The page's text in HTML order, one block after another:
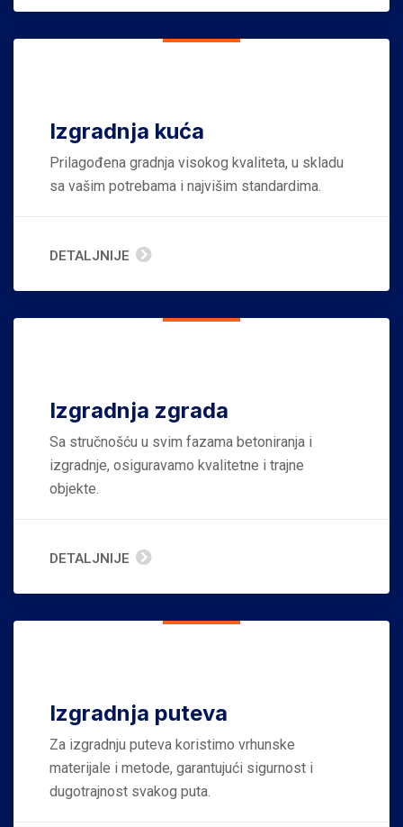
Izgradnja kuća
Prilagođena gradnja visokog kvaliteta, u skladu
sa vašim potrebama i najvišim standardima.
DETALJNIJE
Izgradnja zgrada
Sa stručnošću u svim fazama betoniranja i
izgradnje, osiguravamo kvalitetne i trajne
objekte.
DETALJNIJE
Izgradnja puteva
Za izgradnju puteva koristimo vrhunske
materijale i metode, garantujući sigurnost i
dugotrajnost svakog puta.